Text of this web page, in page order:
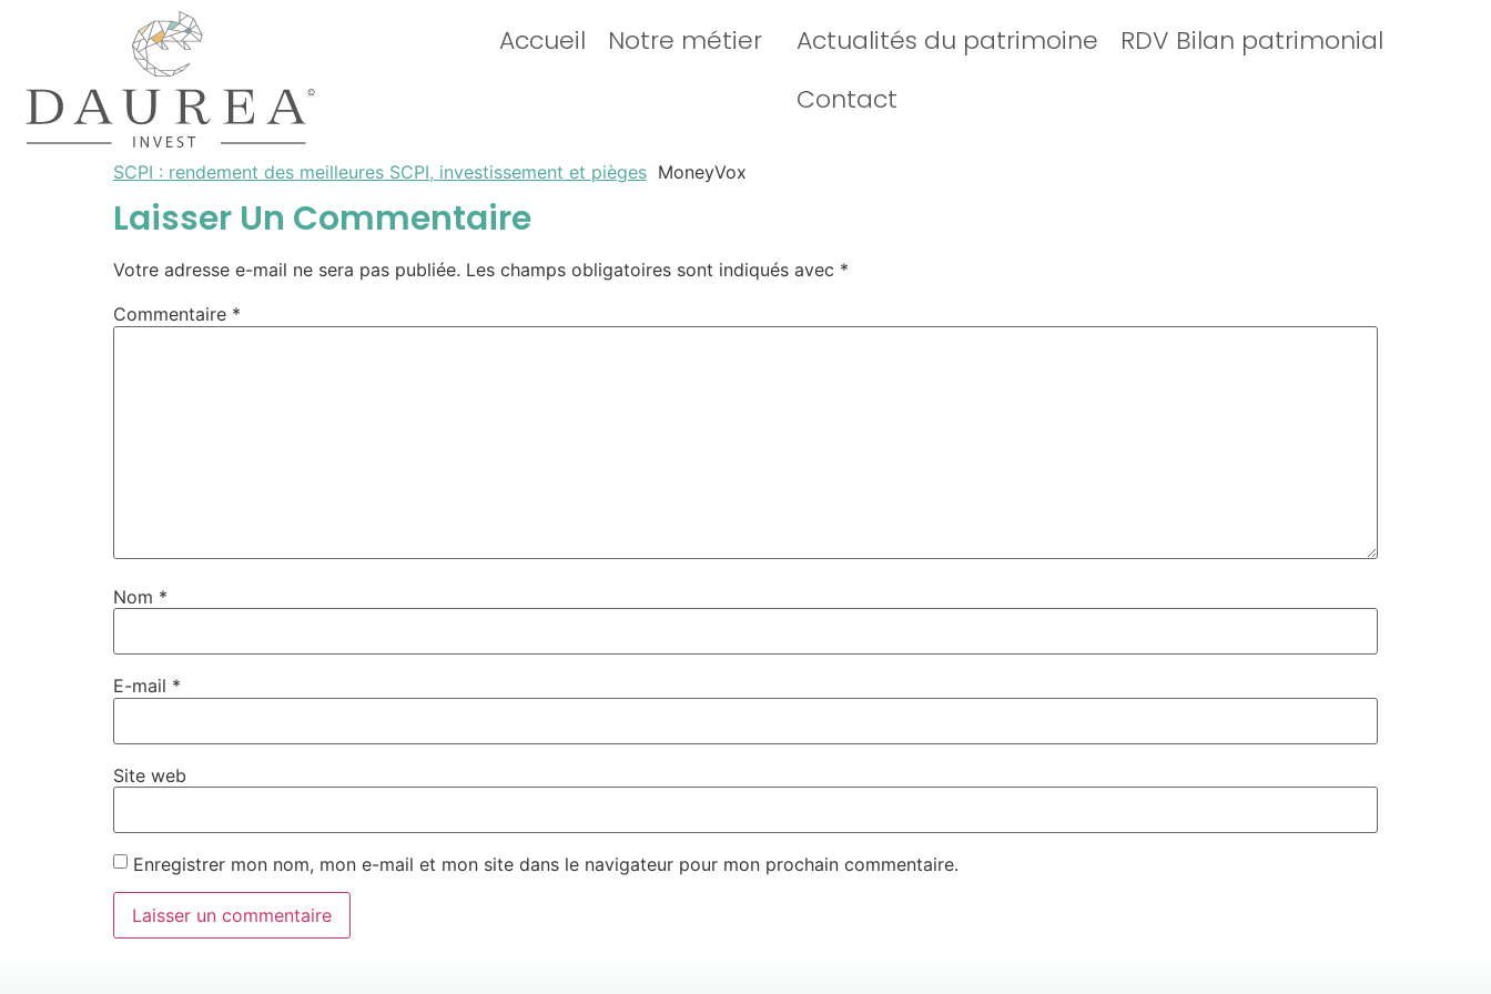
Accueil Notre métier Actualités du patrimoine
RDV Bilan patrimonial
Contact
SCPI : rendement des meilleures SCPI, investissement et pièges MoneyVox
Laisser Un Commentaire
Votre adresse e-mail ne sera pas publiée. Les champs obligatoires sont indiqués avec *
Commentaire *
Nom *
E-mail *
Site web
Enregistrer mon nom, mon e-mail et mon site dans le navigateur pour mon prochain commentaire.